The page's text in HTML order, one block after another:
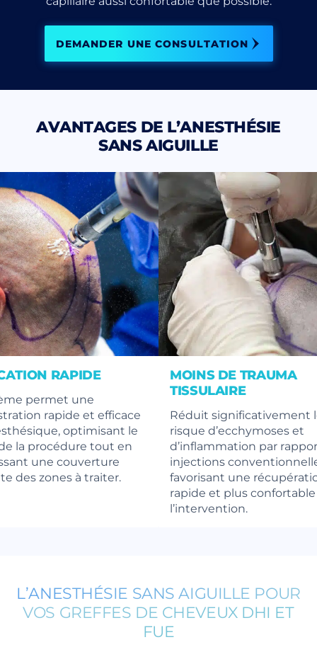
DEMANDER UNE CONSULTATION
AVANTAGES DE L’ANESTHÉSIE
SANS AIGUILLE
RAPIDE
permet une
rapide et efficace
optimisant le
la procédure tout en
une couverture
des zones à traiter.
MOINS DE TRAUMA
TISSULAIRE
Réduit significativement
risque d’ecchymoses et
d’inflammation par
injections
favorisant une
rapide et plus
l’intervention.
L’ANESTHÉSIE SANS AIGUILLE POUR
VOS GREFFES DE CHEVEUX DHI ET
FUE